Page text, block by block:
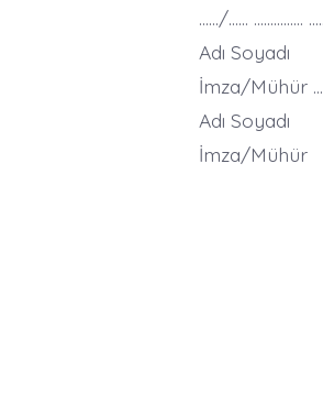
……/…… ……………
Adı Soyadı
İmza/Mühür
Adı Soyadı
İmza/Mühür